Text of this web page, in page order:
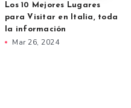
Los 10 Mejores Lugares
para Visitar en Italia, toda
la información
Mar 26, 2024